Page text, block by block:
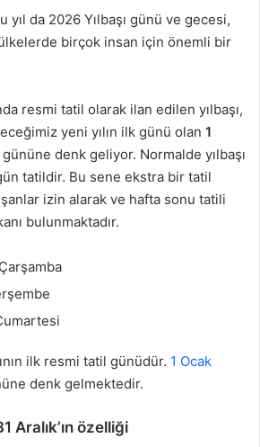
yıl da 2026 Yılbaşı günü ve gecesi,
birçok insan için önemli bir
resmi tatil olarak ilan edilen yılbaşı,
yeni yılın ilk günü olan 1
gününe denk geliyor. Normalde yılbaşı
tatildir. Bu sene ekstra bir tatil
izin alarak ve hafta sonu tatili
bulunmaktadır.
ilk resmi tatil günüdür. 1 Ocak
denk gelmektedir.
Aralık’ın özelliği